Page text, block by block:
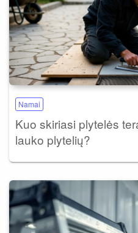
Namai
Kuo skiriasi plytelės
lauko plytelių?